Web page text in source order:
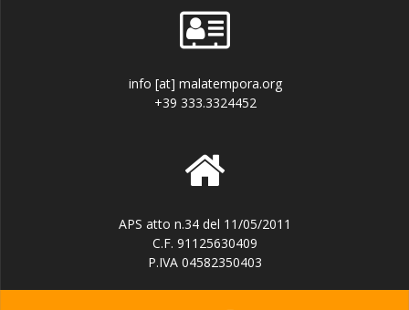
info [at] malatempora.org
+39 333.3324452
APS atto n.34 del 11/05/2011
C.F. 91125630409
P.IVA 04582350403